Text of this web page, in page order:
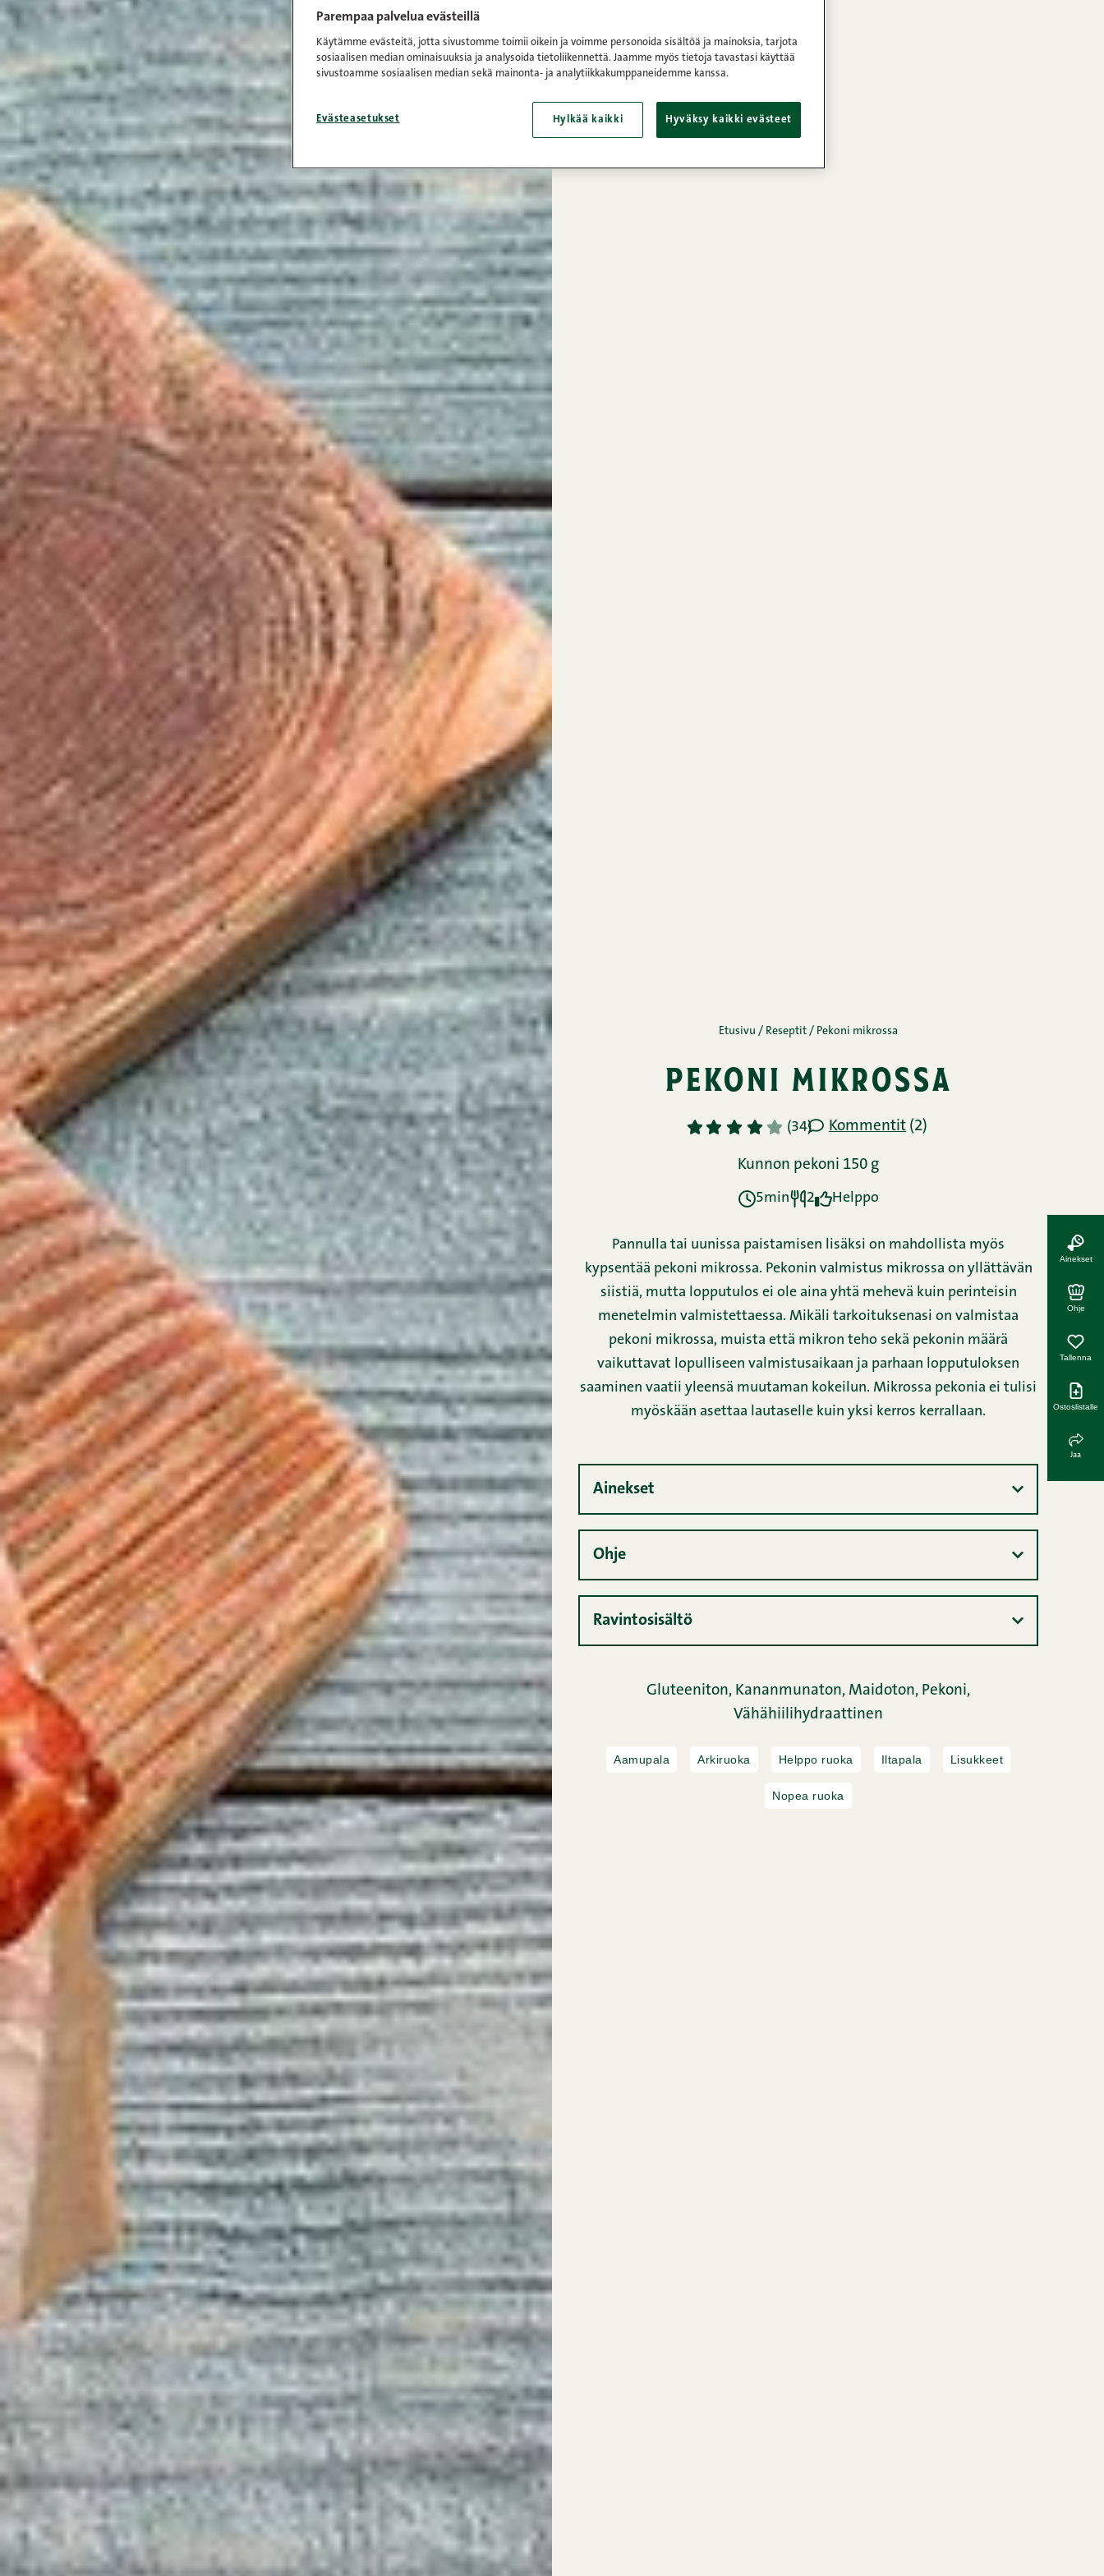
Etusivu / Reseptit / Pekoni mikrossa
pekoni mikrossa
1 2 3 4 5 (34) Kommentit (2)
Kunnon pekoni 150 g
5min 2 Helppo
Pannulla tai uunissa paistamisen lisäksi on mahdollista myös
kypsentää pekoni mikrossa. Pekonin valmistus mikrossa on yllättävän
siistiä, mutta lopputulos ei ole aina yhtä mehevä kuin perinteisin
menetelmin valmistettaessa. Mikäli tarkoituksenasi on valmistaa
pekoni mikrossa, muista että mikron teho sekä pekonin määrä
vaikuttavat lopulliseen valmistusaikaan ja parhaan lopputuloksen
saaminen vaatii yleensä muutaman kokeilun. Mikrossa pekonia ei tulisi
myöskään asettaa lautaselle kuin yksi kerros kerrallaan.
Ainekset
Ohje
Ravintosisältö
Gluteeniton, Kananmunaton, Maidoton, Pekoni,
Vähähiilihydraattinen
Aamupala Arkiruoka Helppo ruoka Iltapala Lisukkeet
Nopea ruoka
Ainekset
Ohje
Tallenna
Ostoslistalle
Jaa
Parempaa palvelua evästeillä
Käytämme evästeitä, jotta sivustomme toimii oikein ja voimme personoida sisältöä ja mainoksia, tarjota
sosiaalisen median ominaisuuksia ja analysoida tietoliikennettä. Jaamme myös tietoja tavastasi käyttää
sivustoamme sosiaalisen median sekä mainonta- ja analytiikkakumppaneidemme kanssa.
Evästeasetukset Hylkää kaikki Hyväksy kaikki evästeet